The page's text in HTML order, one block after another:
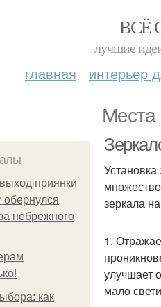
ВСЁ
лучшие
главная интерьер
Места
приянки
обернулся
небрежного
как
зеркала
1.
улучшает
мало